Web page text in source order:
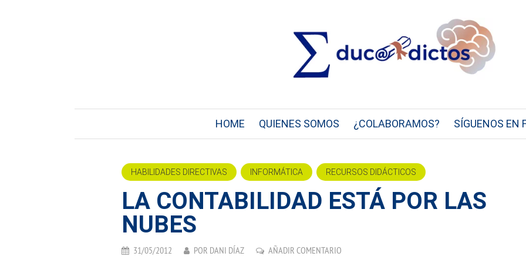
HOME QUIENES SOMOS ¿COLABORAMOS? SÍGUENOS EN
HABILIDADES DIRECTIVAS INFORMÁTICA RECURSOS DIDÁCTICOS
LA CONTABILIDAD ESTÁ POR LAS
NUBES
31/05/2012 POR DANI DÍAZ AÑADIR COMENTARIO